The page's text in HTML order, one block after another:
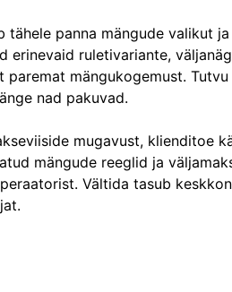
tähele panna mängude valikut
erinevaid ruletivariante,
mängukogemust.
nad pakuvad.
mugavust, klienditoe
mängude reeglid ja
Vältida tasub